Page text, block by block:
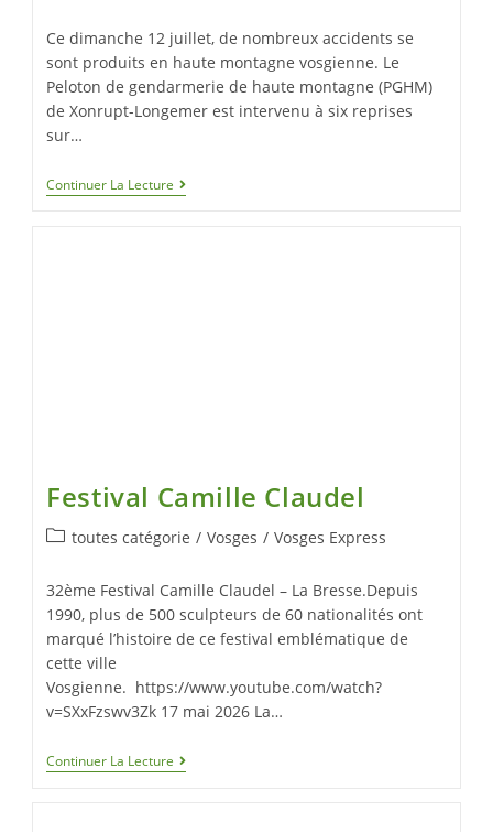
Ce dimanche 12 juillet, de nombreux accidents se
sont produits en haute montagne vosgienne. Le
Peloton de gendarmerie de haute montagne (PGHM)
de Xonrupt-Longemer est intervenu à six reprises
sur…
Continuer La Lecture
Festival Camille Claudel
toutes catégorie / Vosges / Vosges Express
32ème Festival Camille Claudel – La Bresse.Depuis
1990, plus de 500 sculpteurs de 60 nationalités ont
marqué l’histoire de ce festival emblématique de
cette ville
Vosgienne. https://www.youtube.com/watch?
v=SXxFzswv3Zk 17 mai 2026 La…
Continuer La Lecture